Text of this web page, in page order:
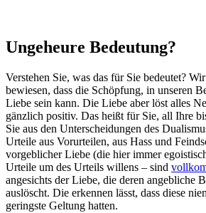
Ungeheure Bedeutung?
Verstehen Sie, was das für Sie bedeutet?
bewiesen, dass die Schöpfung, in unseren
Liebe sein kann. Die Liebe aber löst alles
gänzlich positiv. Das heißt für Sie, all Ihre
Sie aus den Unterscheidungen des
Urteile aus Vorurteilen, aus Hass und
vorgeblicher Liebe (die hier immer
Urteile um des Urteils willens – sind
angesichts der Liebe, die deren angebliche
auslöscht. Die erkennen lässt, dass diese
geringste Geltung hatten.